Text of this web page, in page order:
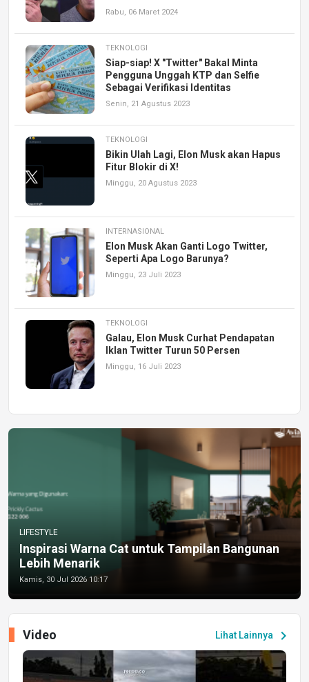
Rabu, 06 Maret 2024
TEKNOLOGI
Siap-siap! X "Twitter" Bakal Minta
Pengguna Unggah KTP dan Selfie
Sebagai Verifikasi Identitas
Senin, 21 Agustus 2023
TEKNOLOGI
Bikin Ulah Lagi, Elon Musk akan Hapus
Fitur Blokir di X!
Minggu, 20 Agustus 2023
INTERNASIONAL
Elon Musk Akan Ganti Logo Twitter,
Seperti Apa Logo Barunya?
Minggu, 23 Juli 2023
TEKNOLOGI
Galau, Elon Musk Curhat Pendapatan
Iklan Twitter Turun 50 Persen
Minggu, 16 Juli 2023
LIFESTYLE
Inspirasi Warna Cat untuk Tampilan Bangunan
Lebih Menarik
Kamis, 30 Jul 2026 10:17
Lihat Lainnya chevron_right
Video